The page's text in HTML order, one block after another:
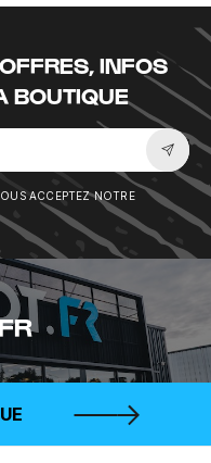
INFOS
BOUTIQUE
ACCEPTEZ NOTRE